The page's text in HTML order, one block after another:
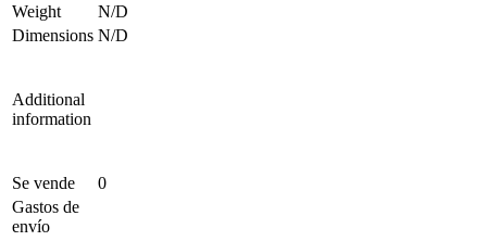
Weight
N/D
Dimensions N/D
Additional
information
Se vende
0
Gastos de
envío